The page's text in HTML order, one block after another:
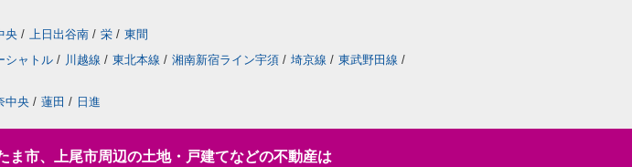
央 / 上日出谷南 / 栄 / 東間
シャトル / 川越線 / 東北本線 / 湘南新宿ライン宇須 / 埼京線 / 東武野田線 /
中央 / 蓮田 / 日進
ま市、上尾市周辺の土地・戸建てなどの不動産は